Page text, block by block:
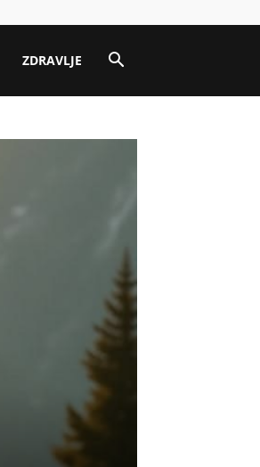
ZDRAVLJE